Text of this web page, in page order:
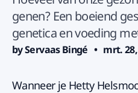
genen? Een boeiend
genetica en voeding
by Servaas Bingé mrt.
Wanneer je Hetty